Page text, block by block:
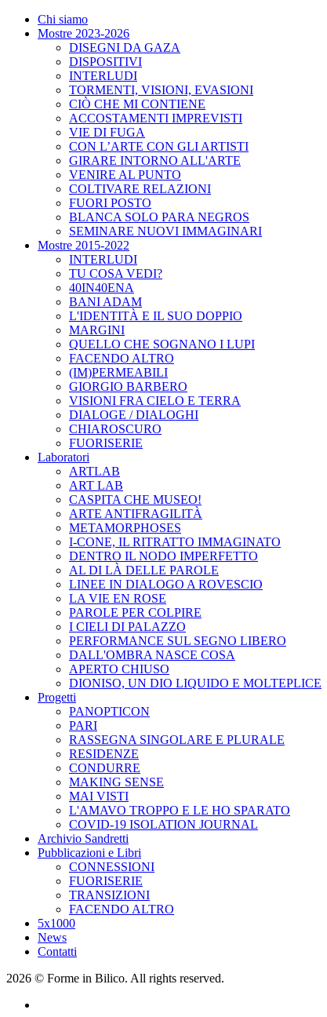
Chi siamo
Mostre 2023-2026
DISEGNI DA GAZA
DISPOSITIVI
INTERLUDI
TORMENTI, VISIONI, EVASIONI
CIÒ CHE MI CONTIENE
ACCOSTAMENTI IMPREVISTI
VIE DI FUGA
CON L’ARTE CON GLI ARTISTI
GIRARE INTORNO ALL'ARTE
VENIRE AL PUNTO
COLTIVARE RELAZIONI
FUORI POSTO
BLANCA SOLO PARA NEGROS
SEMINARE NUOVI IMMAGINARI
Mostre 2015-2022
INTERLUDI
TU COSA VEDI?
40IN40ENA
BANI ADAM
L'IDENTITÀ E IL SUO DOPPIO
MARGINI
QUELLO CHE SOGNANO I LUPI
FACENDO ALTRO
(IM)PERMEABILI
GIORGIO BARBERO
VISIONI FRA CIELO E TERRA
DIALOGE / DIALOGHI
CHIAROSCURO
FUORISERIE
Laboratori
ARTLAB
ART LAB
CASPITA CHE MUSEO!
ARTE ANTIFRAGILITÀ
METAMORPHOSES
I-CONE, IL RITRATTO IMMAGINATO
DENTRO IL NODO IMPERFETTO
AL DI LÀ DELLE PAROLE
LINEE IN DIALOGO A ROVESCIO
LA VIE EN ROSE
PAROLE PER COLPIRE
I CIELI DI PALAZZO
PERFORMANCE SUL SEGNO LIBERO
DALL'OMBRA NASCE COSA
APERTO CHIUSO
DIONISO, UN DIO LIQUIDO E MOLTEPLICE
Progetti
PANOPTICON
PARI
RASSEGNA SINGOLARE E PLURALE
RESIDENZE
CONDURRE
MAKING SENSE
MAI VISTI
L'AMAVO TROPPO E LE HO SPARATO
COVID-19 ISOLATION JOURNAL
Archivio Sandretti
Pubblicazioni e Libri
CONNESSIONI
FUORISERIE
TRANSIZIONI
FACENDO ALTRO
5x1000
News
Contatti
2026 © Forme in Bilico. All rights reserved.